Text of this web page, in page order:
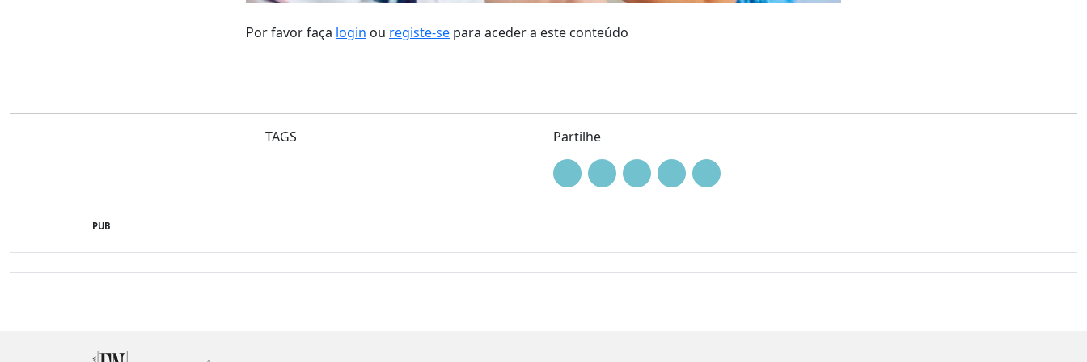
Por favor faça login ou registe-se para aceder a este conteúdo
TAGS Partilhe
PUB